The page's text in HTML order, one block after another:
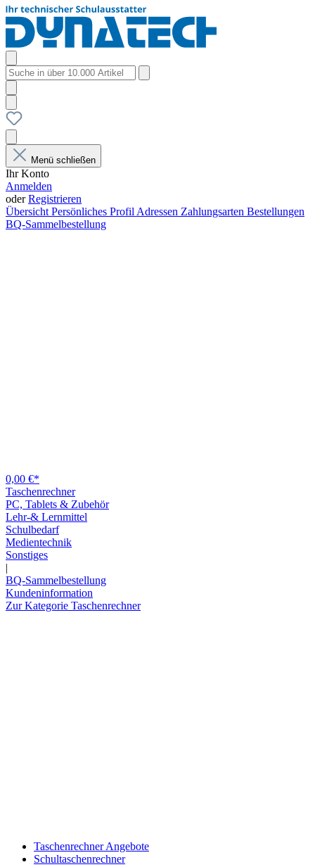
Menü schließen
Ihr Konto
Anmelden
oderRegistrieren
Übersicht Persönliches Profil Adressen Zahlungsarten Bestellungen
BQ-Sammelbestellung
0,00 €*
Taschenrechner
PC, Tablets & Zubehör
Lehr-& Lernmittel
Schulbedarf
Medientechnik
Sonstiges
|
BQ-Sammelbestellung
Kundeninformation
Zur Kategorie Taschenrechner
Taschenrechner Angebote
Schultaschenrechner